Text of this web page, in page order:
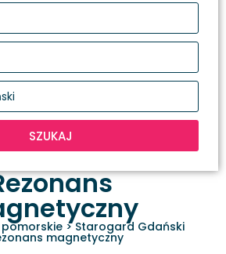
SZUKAJ
>Starogard Gdański
magnetyczny